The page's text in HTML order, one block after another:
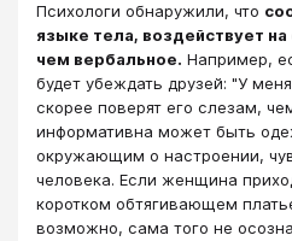
Психологи обнаружили, что
языке тела, воздействует
чем вербальное. Например,
будет убеждать друзей: "У
скорее поверят его слезам,
информативна может быть
окружающим о настроении,
человека. Если женщина
коротком обтягивающем
возможно, сама того не